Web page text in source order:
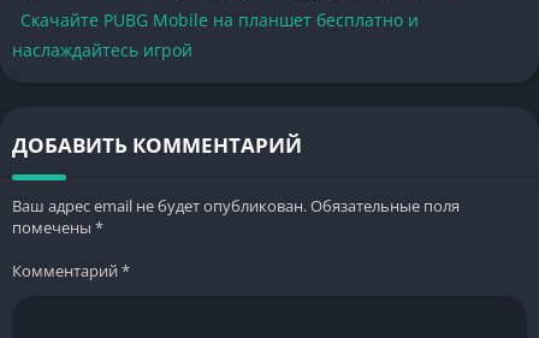
Скачайте PUBG Mobile на планшет бесплатно и
наслаждайтесь игрой
ДОБАВИТЬ КОММЕНТАРИЙ
Ваш адрес email не будет опубликован.Обязательные поля
помечены *
Комментарий*